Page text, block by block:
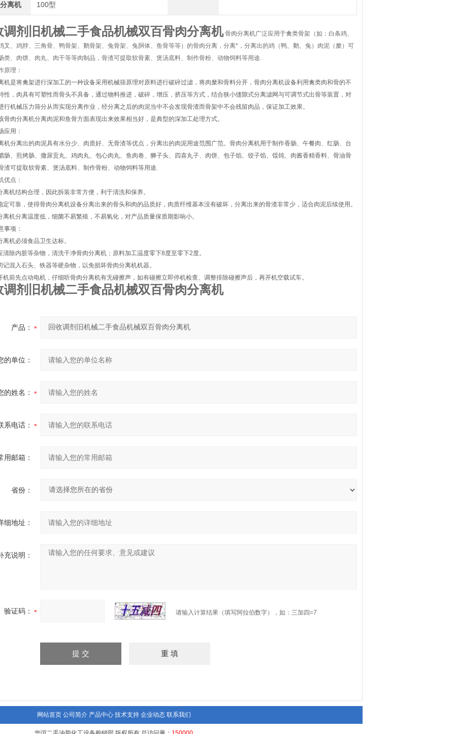
离机 100型
调剂旧机械二手食品机械双百骨肉分离机骨肉分离机广泛应用于禽类骨架（如：白条鸡、
叉、鸡脖、三角骨、鸭骨架、鹅骨架、兔骨架、兔胴体、鱼骨等等）的骨肉分离，分离*，分离出的鸡（鸭、鹅、兔）肉泥（糜）可
类、肉饼、肉丸、肉干等等肉制品，骨渣可提取软骨素、煲汤底料、制作骨粉、动物饲料等用途.
原理：
机是将禽架进行深加工的一种设备采用机械筛原理对原料进行破碎过滤，将肉糜和骨料分开，骨肉分离机设备利用禽类肉和骨的不
性，肉具有可塑性而骨头不具备，通过物料推进，破碎，增压，挤压等方式，结合狭小缝隙式分离滤网与可调节式出骨等装置，对
行机械压力筛分从而实现分离作业，经分离之后的肉泥当中不会发现骨渣而骨架中不会残留肉品，保证加工效果。
骨肉分离机分离肉泥和鱼骨方面表现出来效果相当好，是典型的深加工处理方式。
应用：
机分离出的肉泥具有水分少、肉质好、无骨渣等优点，分离出的肉泥用途范围广范。骨肉分离机用于制作香肠、午餐肉、红肠、台
肠、煎烤肠、撒尿贡丸、鸡肉丸、包心肉丸、鱼肉卷、狮子头、四喜丸子、肉饼、包子馅、饺子馅、馄饨、肉酱香精香料、骨油骨
渣可提取软骨素、煲汤底料、制作骨粉、动物饲料等用途.
优点：
离机结构合理，因此拆装非常方便，利于清洗和保养。
定可靠，使得骨肉分离机设备分离出来的骨头和肉的品质好，肉质纤维基本没有破坏，分离出来的骨渣非常少，适合肉泥后续使用。
离机分离温度低，细菌不易繁殖，不易氧化，对产品质量保质期影响小。
事项：
离机必须食品卫生达标。
清除内脏等杂物，清洗干净骨肉分离机；原料加工温度零下8度至零下2度。
记混入石头、铁器等硬杂物，以免损坏骨肉分离机机器。
机前先点动电机，仔细听骨肉分离机有无碰擦声，如有碰擦立即停机检查、调整排除碰擦声后，再开机空载试车。
调剂旧机械二手食品机械双百骨肉分离机
产品：
的单位：
的姓名：
系电话：
用邮箱：
省份：
细地址：
充说明：
验证码： 请输入计算结果（填写阿拉伯数字），如：三加四=7
网站首页 公司简介 产品中心 技术支持 企业动态 联系我们